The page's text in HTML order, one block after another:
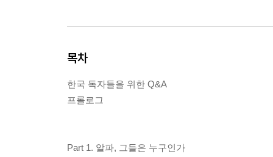
목차
한국 독자들을 위한 Q&A
프롤로그
Part 1. 알파, 그들은 누구인가